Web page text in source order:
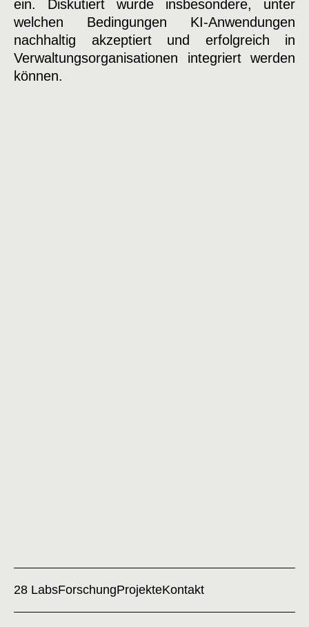
ein. Diskutiert wurde insbesondere, unter
welchen Bedingungen KI-Anwendungen
nachhaltig akzeptiert und erfolgreich in
Verwaltungsorganisationen integriert werden
können.
28 LabsForschungProjekteKontakt